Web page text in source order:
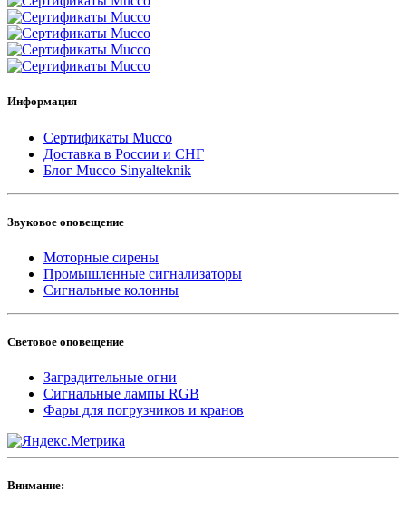
Информация
Сертификаты Mucco
Доставка в России и СНГ
Блог Mucco Sinyalteknik
Звуковое оповещение
Моторные сирены
Промышленные сигнализаторы
Сигнальные колонны
Световое оповещение
Заградительные огни
Сигнальные лампы RGB
Фары для погрузчиков и кранов
Внимание: